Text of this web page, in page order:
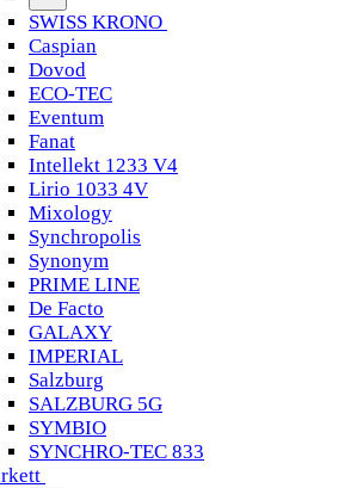
SWISS KRONO
Caspian
Dovod
ECO-TEC
Eventum
Fanat
Intellekt 1233 V4
Lirio 1033 4V
Mixology
Synchropolis
Synonym
PRIME LINE
De Facto
GALAXY
IMPERIAL
Salzburg
SALZBURG 5G
SYMBIO
SYNCHRO-TEC 833